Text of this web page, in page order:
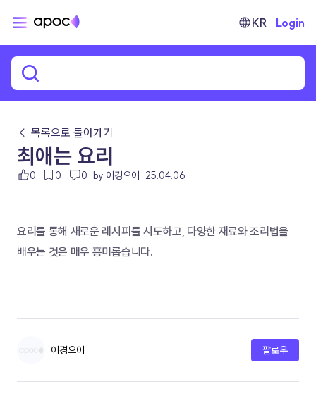
KR Login
← 목록으로 돌아가기
최애는 요리
0 0 0 by 이경으이 25.04.06
요리를 통해 새로운 레시피를 시도하고, 다양한 재료와 조리법을
배우는 것은 매우 흥미롭습니다.
이경으이 팔로우